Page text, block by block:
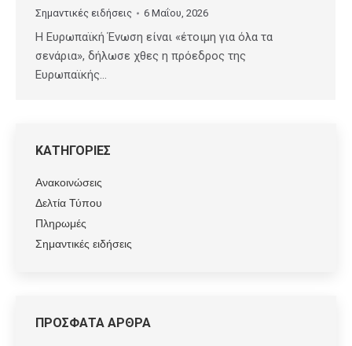
Σημαντικές ειδήσεις 6 Μαΐου, 2026
Η Ευρωπαϊκή Ένωση είναι «έτοιμη για όλα τα
σενάρια», δήλωσε χθες η πρόεδρος της
Ευρωπαϊκής…
ΚΑΤΗΓΟΡΙΕΣ
Ανακοινώσεις
Δελτία Τύπου
Πληρωμές
Σημαντικές ειδήσεις
ΠΡΟΣΦΑΤΑ ΑΡΘΡΑ